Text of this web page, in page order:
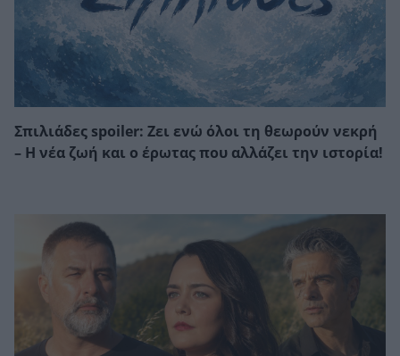
Σπιλιάδες spoiler: Ζει ενώ όλοι τη θεωρούν νεκρή
– Η νέα ζωή και ο έρωτας που αλλάζει την ιστορία!